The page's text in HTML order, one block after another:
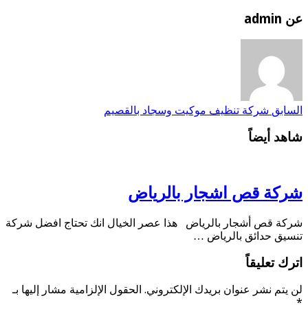
عن admin
السابق شركة تنظيف موكيت وسجاد بالقصيم
شاهد أيضاً
شركة قص اشجار بالرياض
شركة قص أشجار بالرياض هذا عصر الخيال انك تحتاج افضل شركة
تنسيق حدائق بالرياض …
اترك تعليقاً
لن يتم نشر عنوان بريدك الإلكتروني. الحقول الإلزامية مشار إليها بـ
*